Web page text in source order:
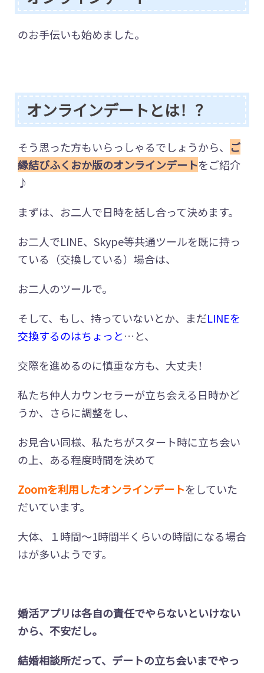
のお手伝いも始めました。
オンラインデートとは！？
そう思った方もいらっしゃるでしょうから、 ご
縁結びふくおか版のオンラインデートをご紹介
♪
まずは、お二人で日時を話し合って決めます。
お二人でLINE、Skype等共通ツールを既に持っ
ている（交換している）場合は、
お二人のツールで。
そして、もし、持っていないとか、まだLINEを
交換するのはちょっと…と、
交際を進めるのに慎重な方も、大丈夫！
私たち仲人カウンセラーが立ち会える日時かど
うか、さらに調整をし、
お見合い同様、私たちがスタート時に立ち会い
の上、ある程度時間を決めて
Zoomを利用したオンラインデートをしていた
だいています。
大体、１時間～1時間半くらいの時間になる場合
はが多いようです。
婚活アプリは各自の責任でやらないといけない
から、不安だし。
結婚相談所だって、デートの立ち会いまでやっ